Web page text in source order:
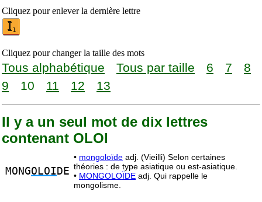
Cliquez pour enlever la dernière lettre
Cliquez pour changer la taille des mots
Tous alphabétique Tous par taille 6 7
8
9
10 11 12 13
Il y a un seul mot de dix lettres
contenant OLOI
MONGOLOI DE
• mongoloïde adj. (Vieilli) Selon certaines
théories : de type asiatique ou est-asiatique.
• MONGOLOÏDE adj. Qui rappelle le
mongolisme.